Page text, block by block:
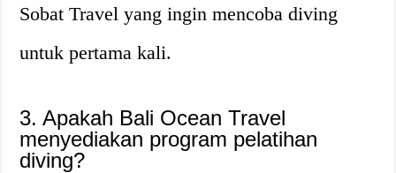
Sobat Travel yang ingin mencoba diving
untuk pertama kali.
3. Apakah Bali Ocean Travel
menyediakan program pelatihan
diving?